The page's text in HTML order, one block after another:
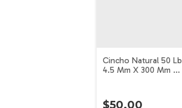
Cincho Natural 50 Lb
4.5 Mm X 300 Mm 50
$50.00